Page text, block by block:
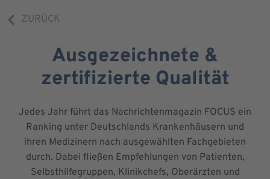
ZURÜCK
Ausgezeichnete &
zertifizierte Qualität
Jedes Jahr führt das Nachrichtenmagazin FOCUS ein
Ranking unter Deutschlands Krankenhäusern und
ihren Medizinern nach ausgewählten Fachgebieten
durch. Dabei fließen Empfehlungen von Patienten,
Selbsthilfegruppen, Klinikchefs, Oberärzten und